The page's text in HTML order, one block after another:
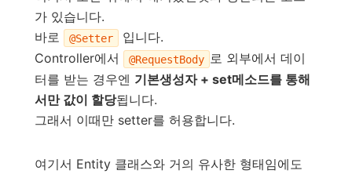
가 있습니다.
바로
@Setter
입니다.
Controller에서
@RequestBody 로 외부에서 데이
터를 받는 경우엔 기본생성자 + set메소드를 통해
서만 값이 할당됩니다.
그래서 이때만 setter를 허용합니다.
여기서 Entity 클래스와 거의 유사한 형태임에도